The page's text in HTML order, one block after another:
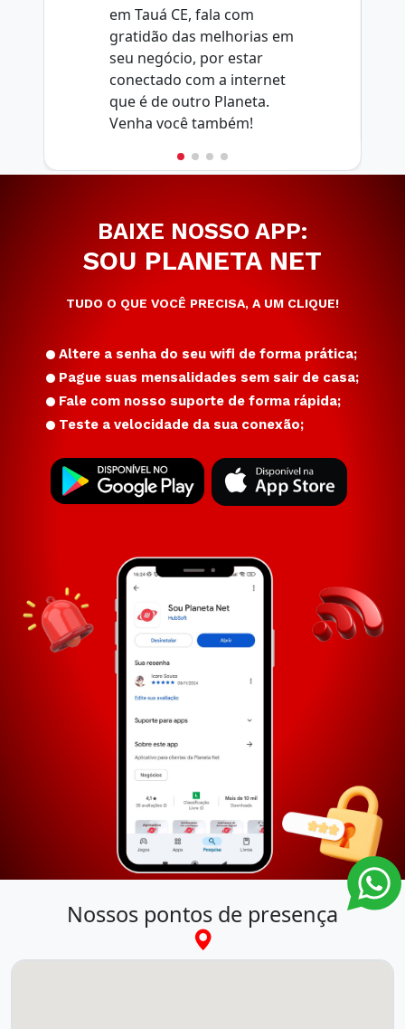
em Tauá CE, fala com
gratidão das melhorias em
seu negócio, por estar
conectado com a internet
que é de outro Planeta.
Venha você também!
BAIXE NOSSO APP:
SOU PLANETA NET
TUDO O QUE VOCÊ PRECISA, A UM CLIQUE!
Altere a senha do seu wifi de forma prática;
Pague suas mensalidades sem sair de casa;
Fale com nosso suporte de forma rápida;
Teste a velocidade da sua conexão;
Nossos pontos de presença